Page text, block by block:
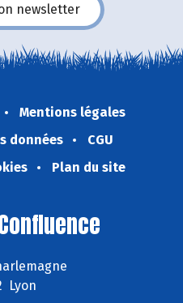
newsletter
Mentions légales
données
CGU
Plan du site
Lyon